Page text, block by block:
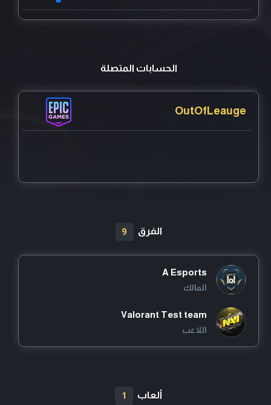
الحسابات المتصلة
OutOfLeauge
الفرق 9
A Esports
المالك
Valorant Test team
اللاعب
pubgMtest team
ألعاب 1